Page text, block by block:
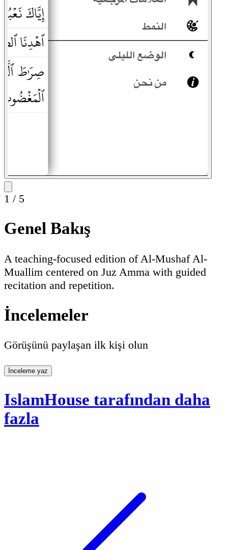
1 / 5
Genel Bakış
A teaching-focused edition of Al-Mushaf Al-
Muallim centered on Juz Amma with guided
recitation and repetition.
İncelemeler
Görüşünü paylaşan ilk kişi olun
İnceleme yaz
IslamHouse tarafından daha
fazla